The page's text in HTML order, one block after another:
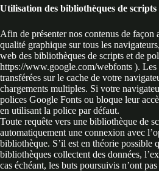
Utilisation des bibliothèques de scripts
Afin de présenter nos contenus de façon
qualité graphique sur tous les
web des bibliothèques de scripts et de
https://www.google.com/webfonts ).
transférées sur le cache de votre
chargements multiples. Si votre
polices Google Fonts ou bloque leur
en utilisant la police par défaut.
Toute requête vers une bibliothèque de
automatiquement une connexion avec
bibliothèque. S’il est en théorie possible
bibliothèques collectent des données,
cas échéant, les buts poursuivis n’ont